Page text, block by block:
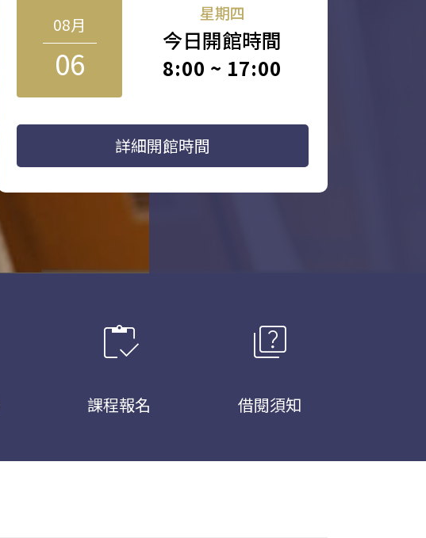
08月
06
星期四
今日開館時間
8:00 ~ 17:00
詳細開館時間
inventory
課程報名
quiz
借閱須知